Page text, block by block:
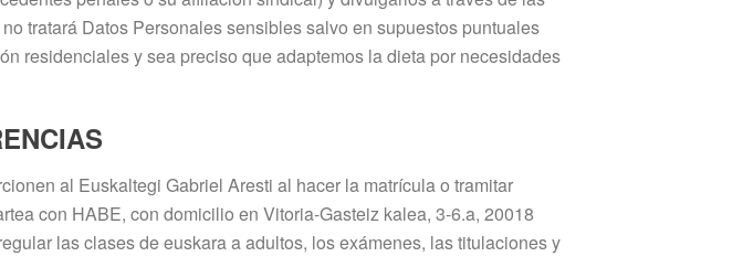
tratará Datos Personales sensibles salvo en supuestos puntuales
residenciales y sea preciso que adaptemos la dieta por necesidades
al Euskaltegi Gabriel Aresti al hacer la matrícula o tramitar
con HABE, con domicilio en Vitoria-Gasteiz kalea, 3-6.a, 20018
las clases de euskara a adultos, los exámenes, las titulaciones y